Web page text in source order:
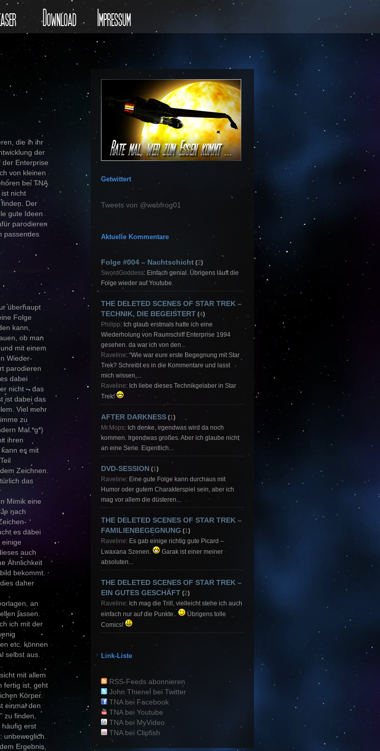
Download Impressum
die in ihr
der
Enterprise
von kleinen
bei TNA
nicht
Der
gute Ideen
parodieren
passendes
überhaupt
Folge
kann,
ob man
mit einem
Wieder-
parodieren
dabei
nicht – das
ist dabei das
Viel mehr
zu
Mal.*g*)
ihren
es mit
Zeichnen.
das
Mimik eine
nach
es dabei
auch
Ähnlichkeit
bekommt.
daher
an
lassen.
ich mit der
etc. können
selbst aus.
mit allem
fertig ist, geht
Körper.
einmal den
zu finden,
häufig erst
unbeweglich.
Ergebnis,
Getwittert
Tweets von @webfrog01
Aktuelle Kommentare
Folge #004 – Nachtschicht (2)
SwordGoddess: Einfach genial. Übrigens läuft die
Folge wieder auf Youtube.
THE DELETED SCENES OF STAR TREK –
TECHNIK, DIE BEGEISTERT (4)
Philipp: Ich glaub erstmals hatte ich eine
Wiederholung von Raumschiff Enterprise 1994
gesehen. da war ich von den...
Raveline: “Wie war eure erste Begegnung mit Star
Trek? Schreibt es in die Kommentare und lasst
mich wissen,...
Raveline: Ich liebe dieses Technikgelaber in Star
Trek!
AFTER DARKNESS (1 )
Mr.Mops: Ich denke, irgendwas wird da noch
kommen. Irgendwas großes. Aber ich glaube nicht
an eine Serie. Eigentlich...
DVD-SESSION (1 )
Raveline: Eine gute Folge kann durchaus mit
Humor oder gutem Charakterspiel sein, aber ich
mag vor allem die düsteren...
THE DELETED SCENES OF STAR TREK –
FAMILIENBEGEGNUNG (1 )
Raveline: Es gab einige richtig gute Picard –
Lwaxana Szenen.
Garak ist einer meiner
absoluten...
THE DELETED SCENES OF STAR TREK –
EIN GUTES GESCHÄFT (2)
Raveline: Ich mag die Trill, vielleicht stehe ich auch
einfach nur auf die Punkte..
Übrigens tolle
Comics!
Link-Liste
RSS-Feeds abonnieren
John Thienel bei Twitter
TNA bei Facebook
TNA bei Youtube
TNA bei MyVideo
TNA bei Clipfish